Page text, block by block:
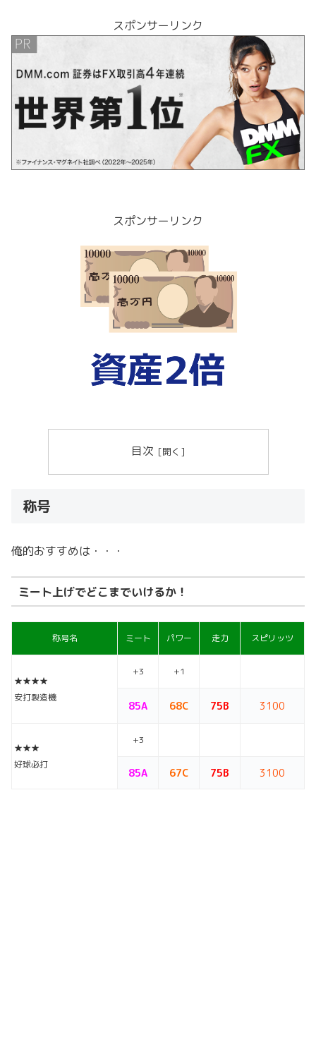
スポンサーリンク
スポンサーリンク
目次
称号
俺的おすすめは・・・
ミート上げでどこまでいけるか！
称号名 ミート パワー 走力 スピリッツ
★★★★
安打製造機
+3 +1
85A 68C 75B 3100
★★★
好球必打
+3
85A 67C 75B 3100